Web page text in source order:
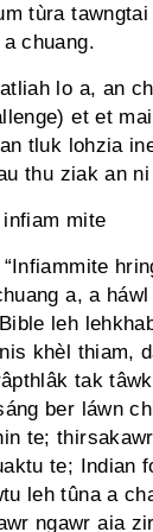
tùra
chuang.
lo a, an
et et
tluk lohzia
thu ziak an ni
mite
a, a
leh
khèl thiam,
tak
ber láwn
te;
te; Indian
leh tûna a
ngawr aia